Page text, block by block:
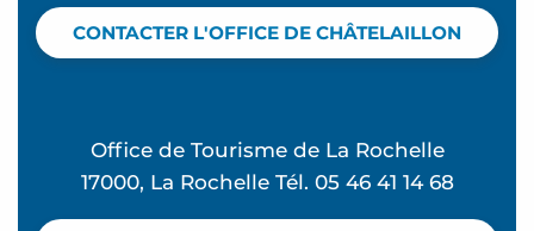
SOIZ'L et Mireille Cornu exposent à l'espace
Brigitte Sidaner expose à l'espace Carnot
CONTACTER L'OFFICE DE CHÂTELAILLON
Office de Tourisme de La Rochelle
17000, La Rochelle Tél. 05 46 41 14 68